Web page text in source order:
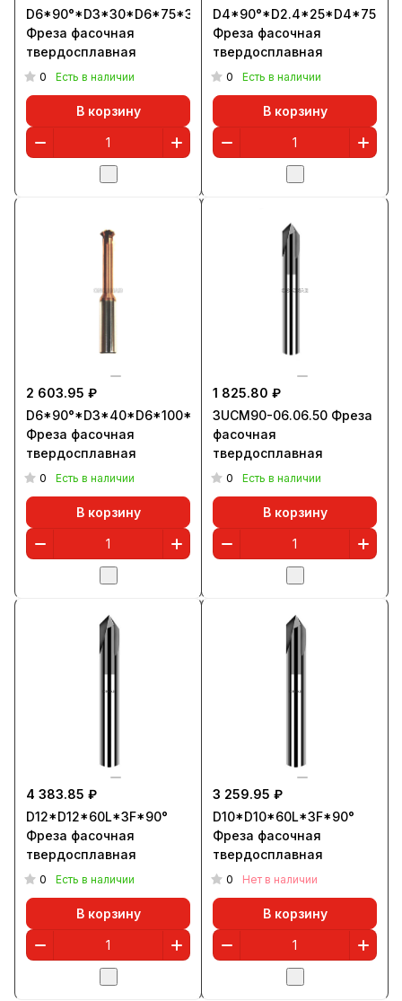
D6*90°*D3*30*D6*75*3T
Фреза фасочная
твердосплавная
0 Есть в наличии
В корзину
D4*90°*D2.4*25*D4*75*3T
Фреза фасочная
твердосплавная
0 Есть в наличии
В корзину
2 603.95 ₽
D6*90°*D3*40*D6*100*3T
Фреза фасочная
твердосплавная
0 Есть в наличии
В корзину
1 825.80 ₽
3UCM90-06.06.50 Фреза
фасочная
твердосплавная
0 Есть в наличии
В корзину
4 383.85 ₽
D12*D12*60L*3F*90°
Фреза фасочная
твердосплавная
0 Есть в наличии
В корзину
3 259.95 ₽
D10*D10*60L*3F*90°
Фреза фасочная
твердосплавная
0 Нет в наличии
В корзину